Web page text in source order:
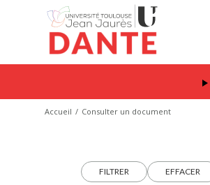
Accueil Consulter un document
FILTRER EFFACER